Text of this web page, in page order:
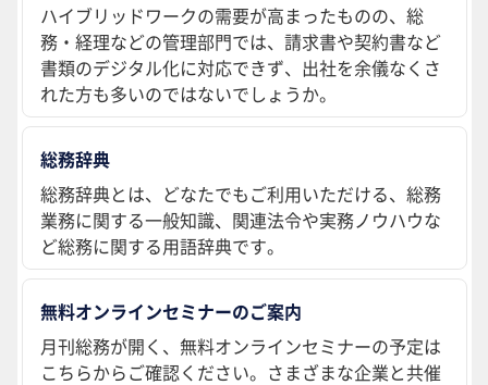
ハイブリッドワークの需要が高まったものの、総
務・経理などの管理部門では、請求書や契約書など
書類のデジタル化に対応できず、出社を余儀なくさ
れた方も多いのではないでしょうか。
総務辞典
総務辞典とは、どなたでもご利用いただける、総務
業務に関する一般知識、関連法令や実務ノウハウな
ど総務に関する用語辞典です。
無料オンラインセミナーのご案内
月刊総務が開く、無料オンラインセミナーの予定は
こちらからご確認ください。さまざまな企業と共催